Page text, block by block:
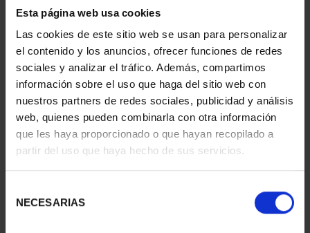
Esta página web usa cookies
Las cookies de este sitio web se usan para personalizar
el contenido y los anuncios, ofrecer funciones de redes
sociales y analizar el tráfico. Además, compartimos
información sobre el uso que haga del sitio web con
nuestros partners de redes sociales, publicidad y análisis
web, quienes pueden combinarla con otra información
que les haya proporcionado o que hayan recopilado a
partir del uso que haya hecho de sus servicios.
NECESARIAS
(2024) 8 REALES
140,00 €
140,00 €